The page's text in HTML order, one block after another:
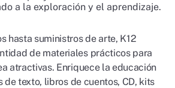
hasta suministros de arte, K12
de materiales prácticos para
atractivas. Enriquece la educación
de texto, libros de cuentos, CD, kits